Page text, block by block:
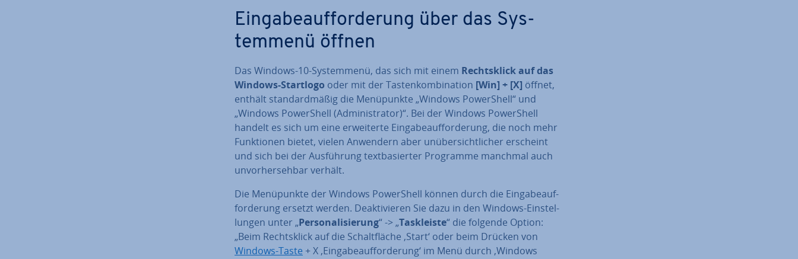
Ein­ga­be­auf­for­de­rung über das Sys­
tem­me­nü öffnen
Das Windows-10-Sys­tem­me­nü, das sich mit einem Rechts­klick auf das
Windows-Startlogo oder mit der Tas­ten­kom­bi­na­ti­on [Win] + [X] öffnet,
enthält stan­dard­mä­ßig die Me­nü­punk­te „Windows Power­Shell“ und
„Windows Power­Shell (Ad­mi­nis­tra­tor)“. Bei der Windows Power­Shell
handelt es sich um eine er­wei­ter­te Ein­ga­be­auf­for­de­rung, die noch mehr
Funk­tio­nen bietet, vielen Anwendern aber un­über­sicht­li­cher erscheint
und sich bei der Aus­füh­rung text­ba­sier­ter Programme manchmal auch
un­vor­her­seh­bar verhält.
Die Me­nü­punk­te der Windows Power­Shell können durch die Ein­ga­be­auf­
for­de­rung ersetzt werden. De­ak­ti­vie­ren Sie dazu in den Windows-Ein­stel­
lun­gen unter „Per­so­na­li­sie­rung“ -> „Task­leis­te“ die folgende Option:
„Beim Rechts­klick auf die Schalt­flä­che ‚Start‘ oder beim Drücken von
Windows-Taste + X ‚Ein­ga­be­auf­for­de­rung‘ im Menü durch ‚Windows